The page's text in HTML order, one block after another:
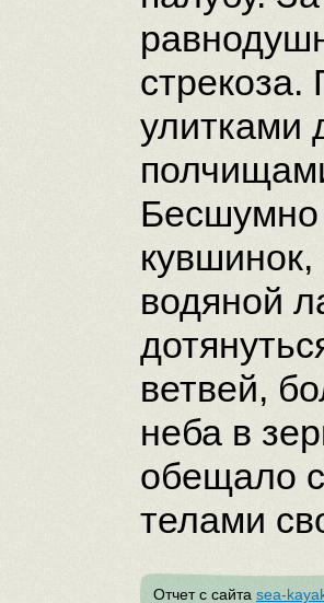
улитками
Бесшумно
кувшинок,
водяной
ветвей,
неба в
обещало
телами
Отчет с сайта sea-